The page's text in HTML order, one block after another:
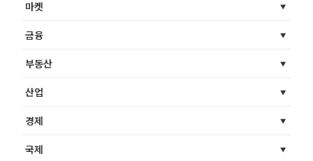
마켓
금융
부동산
산업
경제
국제